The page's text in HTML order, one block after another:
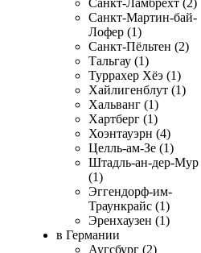
Санкт-Ламбрехт (2)
Санкт-Мартин-бай-
Лофер (1)
Санкт-Пёльтен (2)
Тальгау (1)
Туррахер Хёэ (1)
Хайлигенблут (1)
Хальванг (1)
Хартберг (1)
Хоэнтауэрн (4)
Целль-ам-Зе (1)
Штадль-ан-дер-Мур
(1)
Эггендорф-им-
Траункрайс (1)
Эренхаузен (1)
в Германии
Аугсбург (2)